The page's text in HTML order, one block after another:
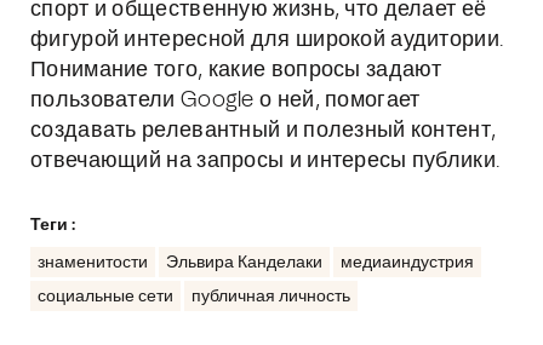
спорт и общественную жизнь, что делает её
фигурой интересной для широкой аудитории.
Понимание того, какие вопросы задают
пользователи Google о ней, помогает
создавать релевантный и полезный контент,
отвечающий на запросы и интересы публики.
Теги :
знаменитости Эльвира Канделаки
медиаиндустрия
социальные сети
публичная личность